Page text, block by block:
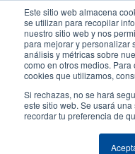
Este sitio web almacena
se utilizan para recopilar
nuestro sitio web y nos
para mejorar y personalizar
análisis y métricas sobre
como en otros medios.
cookies que utilizamos,
Si rechazas, no se hará
este sitio web. Se usará
recordar tu preferencia de
contenido
principal
Header
Por qué las